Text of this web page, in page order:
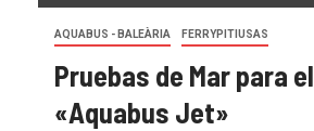
AQUABUS - BALEÀRIA FERRYPITIUSAS
Pruebas de Mar para el
«Aquabus Jet»